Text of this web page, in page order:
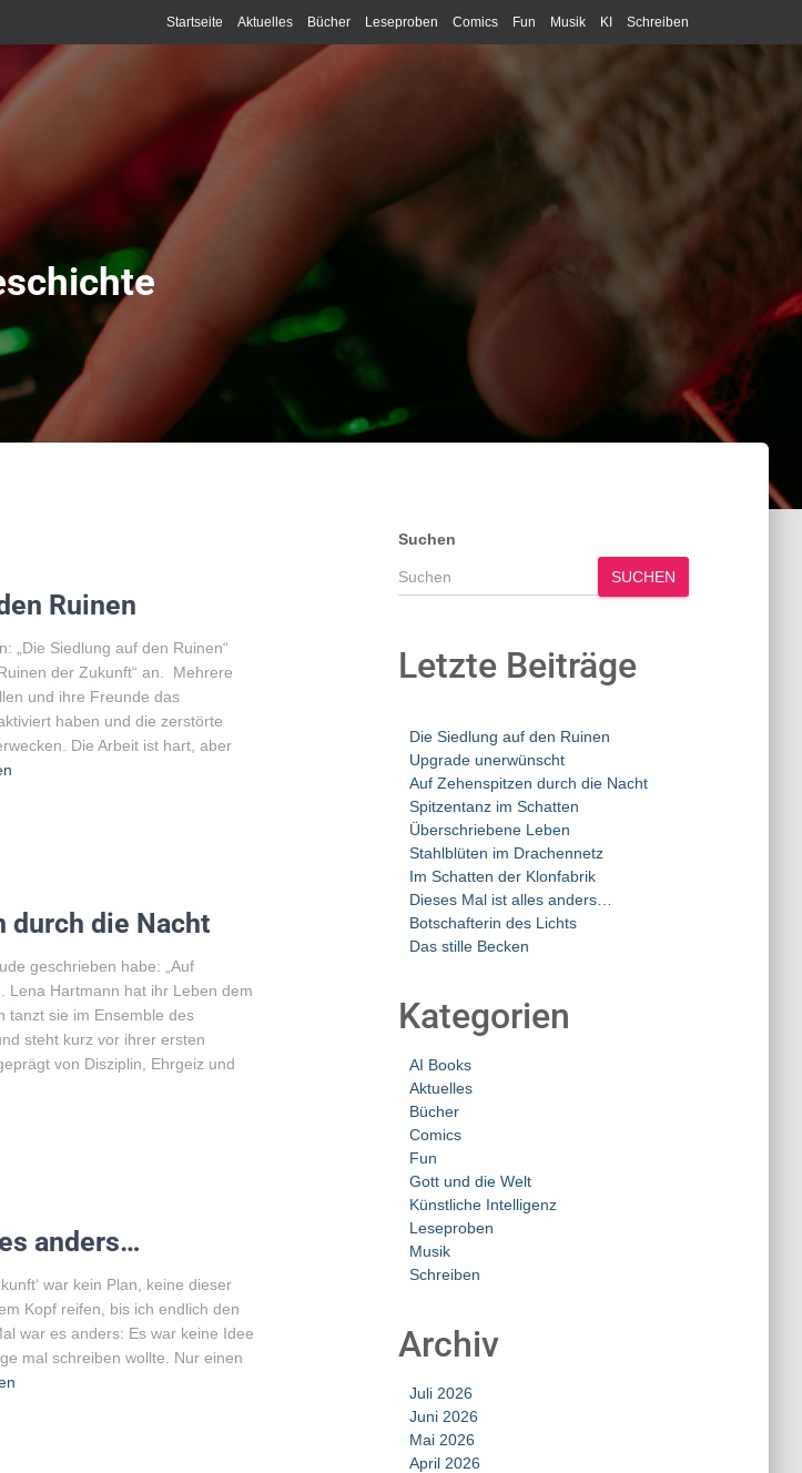
Startseite Aktuelles Bücher Leseproben Comics Fun Musik KI Schreiben
Ruinen
„Die Siedlung auf den Ruinen“
der Zukunft“ an. Mehrere
und ihre Freunde das
haben und die zerstörte
Die Arbeit ist hart, aber
durch die Nacht
geschrieben habe: „Auf
Lena Hartmann hat ihr Leben dem
tanzt sie im Ensemble des
steht kurz vor ihrer ersten
von Disziplin, Ehrgeiz und
anders…
war kein Plan, keine dieser
Kopf reifen, bis ich endlich den
war es anders: Es war keine Idee
mal schreiben wollte. Nur einen
Suchen
SUCHEN
Letzte Beiträge
Die Siedlung auf den Ruinen
Upgrade unerwünscht
Auf Zehenspitzen durch die Nacht
Spitzentanz im Schatten
Überschriebene Leben
Stahlblüten im Drachennetz
Im Schatten der Klonfabrik
Dieses Mal ist alles anders…
Botschafterin des Lichts
Das stille Becken
Kategorien
AI Books
Aktuelles
Bücher
Comics
Fun
Gott und die Welt
Künstliche Intelligenz
Leseproben
Musik
Schreiben
Archiv
Juli 2026
Juni 2026
Mai 2026
April 2026